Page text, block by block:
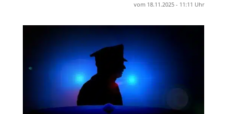
vom 18.11.2025 - 11:11 Uhr